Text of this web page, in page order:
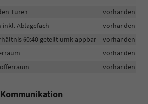
Türen
vorhanden
Ablagefach
vorhanden
60:40 geteilt umklappbar
vorhanden
vorhanden
vorhanden